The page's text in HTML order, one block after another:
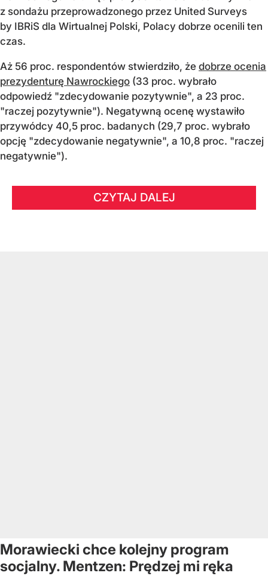
z sondażu przeprowadzonego przez United Surveys
by IBRiS dla Wirtualnej Polski, Polacy dobrze ocenili ten
czas.
Aż 56 proc. respondentów stwierdziło, że dobrze ocenia
prezydenturę Nawrockiego (33 proc. wybrało
odpowiedź "zdecydowanie pozytywnie", a 23 proc.
"raczej pozytywnie"). Negatywną ocenę wystawiło
przywódcy 40,5 proc. badanych (29,7 proc. wybrało
opcję "zdecydowanie negatywnie", a 10,8 proc. "raczej
negatywnie").
CZYTAJ DALEJ
Morawiecki chce kolejny program
socjalny. Mentzen: Prędzej mi ręka